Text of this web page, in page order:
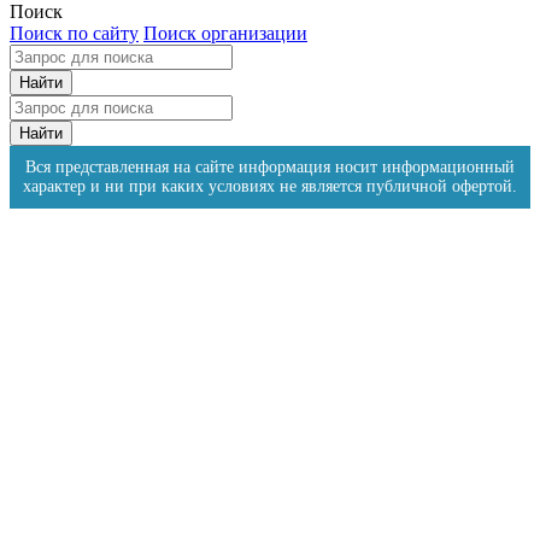
Поиск
Поиск по сайту Поиск организации
Вся представленная на сайте информация носит информационный
характер и ни при каких условиях не является публичной офертой.